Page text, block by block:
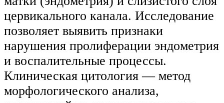
цервикального канала. Исследование
позволяет выявить признаки
нарушения пролиферации эндометрия
и воспалительные процессы.
Клиническая цитология — метод
морфологического анализа,